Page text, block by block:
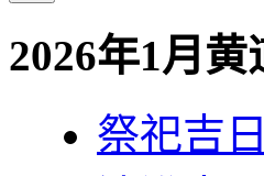
2026年1月黄
祭祀吉日